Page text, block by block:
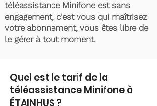
téléassistance Minifone est sans
engagement, c'est vous qui maîtrisez
votre abonnement, vous êtes libre de
le gérer à tout moment.
Quel est le tarif de la
téléassistance Minifone à
ÉTAINHUS ?